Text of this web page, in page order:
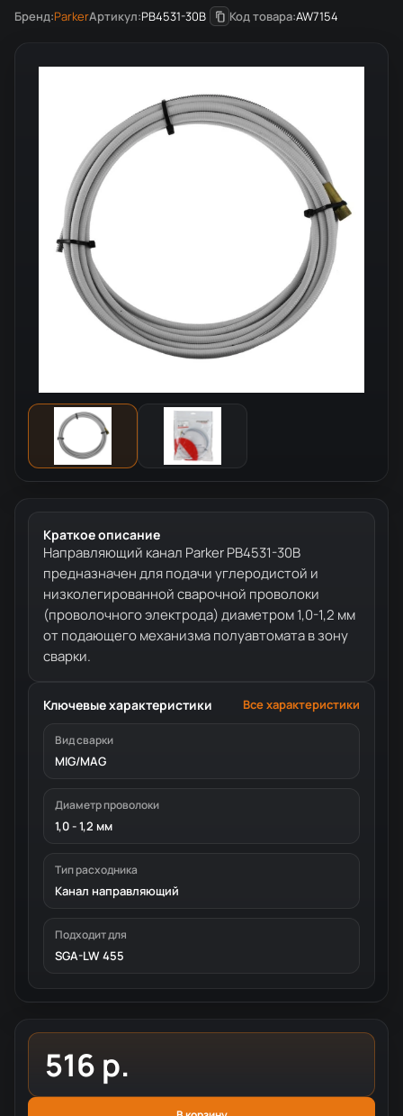
Бренд:ParkerАртикул:PB4531-30B Код товара:AW7154
Краткое описание
Направляющий канал Parker PB4531-30B
предназначен для подачи углеродистой и
низколегированной сварочной проволоки
(проволочного электрода) диаметром 1,0-1,2 мм
от подающего механизма полуавтомата в зону
сварки.
Ключевые характеристики Все характеристики
Вид сварки
MIG/MAG
Диаметр проволоки
1,0 - 1,2 мм
Тип расходника
Канал направляющий
Подходит для
SGA-LW 455
516 р.